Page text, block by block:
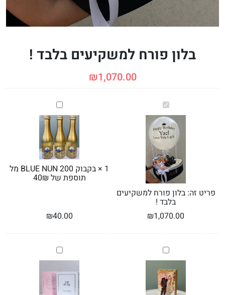
בלון פורח למשקיעים בלבד !
₪1,070.00
בלון
פורח
למשקיעים
בלבד
!
פריט זה: בלון פורח למשקיעים
בלבד !
₪1,070.00
בקבוק
BLUE
NUN
200
מל
תוספת
של
40₪ 1
× בקבוק BLUE NUN 200 מל
תוספת של 40₪
₪40.00
בלוק
עץ
בגודל
10*15
סידור
ממותג